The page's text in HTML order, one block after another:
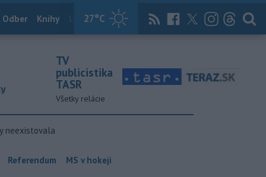
27°C
Odber Knihy Útulkovo Magazín News Now Archív
TV
publicistika
TASR
Všetky relácie
neexistovala
Referendum MS v hokeji